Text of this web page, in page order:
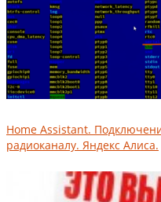
Home Assistant.
радиоканалу. Яндекс Алиса.